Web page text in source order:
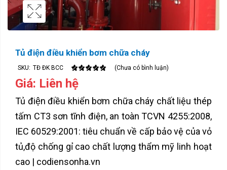
Tủ điện điều khiển bơm chữa cháy
SKU: TĐ ĐK BCC (Chưa có bình luận)
Giá: Liên hệ
Tủ điện điều khiển bơm chữa cháy chất liệu thép
tấm CT3 sơn tĩnh điện, an toàn TCVN 4255:2008,
IEC 60529:2001: tiêu chuẩn về cấp bảo vệ của vỏ
tủ,độ chống gỉ cao chất lượng thẩm mỹ linh hoạt
cao | codiensonha.vn